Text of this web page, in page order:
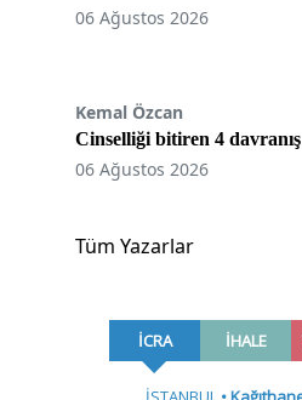
06 Ağustos 2026
Kemal Özcan
Cinselliği bitiren 4 davranış
06 Ağustos 2026
Tüm Yazarlar